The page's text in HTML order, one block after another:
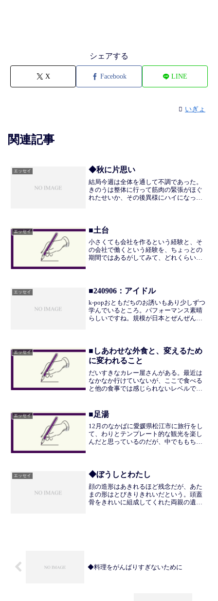
シェアする
X Facebook LINE
いぎょ
関連記事
エッセイ ◆秋に片思い
結局今週は全体を通して不調であった。
きのうは整体に行って筋肉の緊張がほぐ
れたせいか、その後異様にハイになっ
秋はあらゆる条件が最適化さ...
エッセイ ■土台
小さくても会社を作るという経験と、そ
の会社で働くという経験を、ちょっとの
期間ではあるがしてみて、どれくらい大
の、疲れてきたなというのが正...
エッセイ ■240906：アイドル
k-popおともだちのお誘いもあり少しずつ
学んでいるところ。パフォーマンス素晴
らしいですね。規模が日本とぜんぜんち
ルにな...
エッセイ
■しあわせな外食と、変えるため
に変われること
だいすきなカレー屋さんがある。最近は
なかなか行けていないが、ここで食べる
と他の食事では感じられないレベルで
のと、お店の雰囲気と、あとは、わたし
が個人店のカレーをすきにな...
エッセイ ■足湯
12月のなかばに愛媛県松江市に旅行をし
て、わりとテンプレート的な観光を楽し
んだと思っているのだが、中でももちか
めるという経験をした。1...
エッセイ ◆ぼうしとわたし
顔の造形はあきれるほど残念だが、あた
まの形はとびきりきれいだという。頭蓋
骨をきれいに組成してくれた両親の遺伝
◆料理をがんばりすぎないために